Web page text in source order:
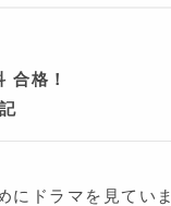
合格！
にドラマを見てい